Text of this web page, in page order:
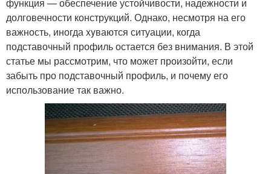
функция — обеспечение устойчивости, надежности и
долговечности конструкций. Однако, несмотря на его
важность, иногда xyваются ситуации, когда
подставочный профиль остается без внимания. В этой
статье мы рассмотрим, что может произойти, если
забыть про подставочный профиль, и почему его
использование так важно.